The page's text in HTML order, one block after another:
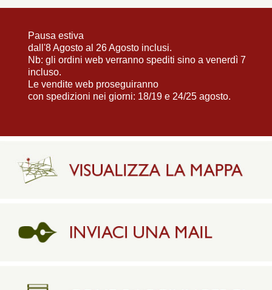
Pausa estiva
dall'8 Agosto al 26 Agosto inclusi.
Nb: gli ordini web verranno spediti sino a venerdì 7
incluso.
Le vendite web proseguiranno
con spedizioni nei giorni: 18/19 e 24/25 agosto.